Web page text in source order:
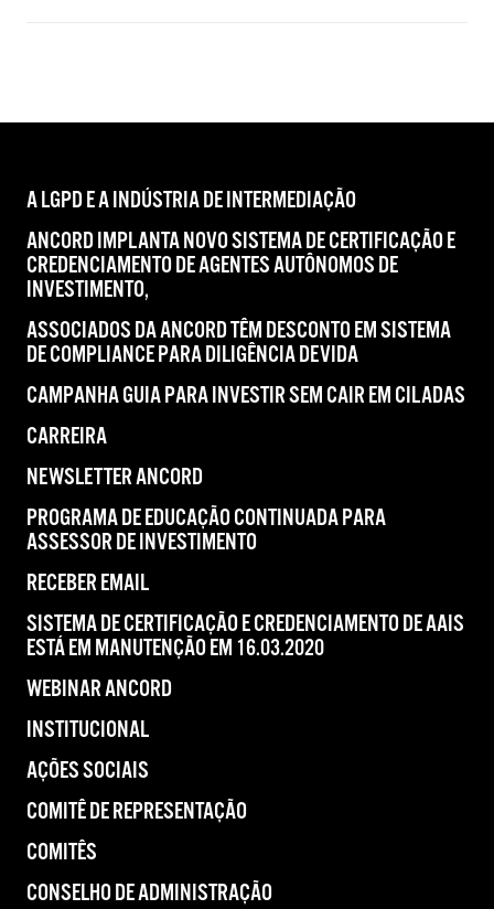
A LGPD E A INDÚSTRIA DE INTERMEDIAÇÃO
ANCORD IMPLANTA NOVO SISTEMA DE CERTIFICAÇÃO E
CREDENCIAMENTO DE AGENTES AUTÔNOMOS DE
INVESTIMENTO,
ASSOCIADOS DA ANCORD TÊM DESCONTO EM SISTEMA
DE COMPLIANCE PARA DILIGÊNCIA DEVIDA
CAMPANHA GUIA PARA INVESTIR SEM CAIR EM CILADAS
CARREIRA
NEWSLETTER ANCORD
PROGRAMA DE EDUCAÇÃO CONTINUADA PARA
ASSESSOR DE INVESTIMENTO
RECEBER EMAIL
SISTEMA DE CERTIFICAÇÃO E CREDENCIAMENTO DE AAIS
ESTÁ EM MANUTENÇÃO EM 16.03.2020
WEBINAR ANCORD
INSTITUCIONAL
AÇÕES SOCIAIS
COMITÊ DE REPRESENTAÇÃO
COMITÊS
CONSELHO DE ADMINISTRAÇÃO